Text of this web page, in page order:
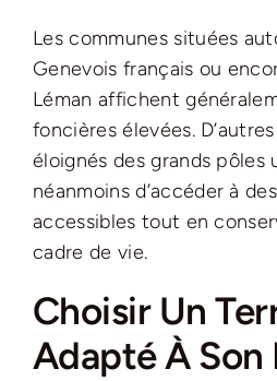
Les communes situées
Genevois français ou
Léman affichent
foncières élevées.
éloignés des grands
néanmoins d’accéder à
accessibles tout en
cadre de vie.
Choisir Un
Adapté À Son